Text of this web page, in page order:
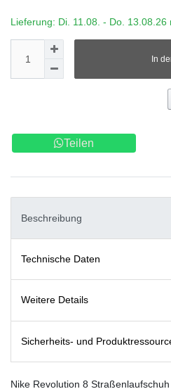
Lieferung: Di. 11.08. - Do. 13.08.26
In
Teilen
Beschreibung
Technische Daten
Weitere Details
Sicherheits- und
Nike Revolution 8